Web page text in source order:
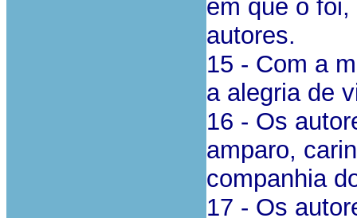
em que o
autores.
15 - Com a
a alegria de
16 - Os
amparo,
companhia
17 - Os